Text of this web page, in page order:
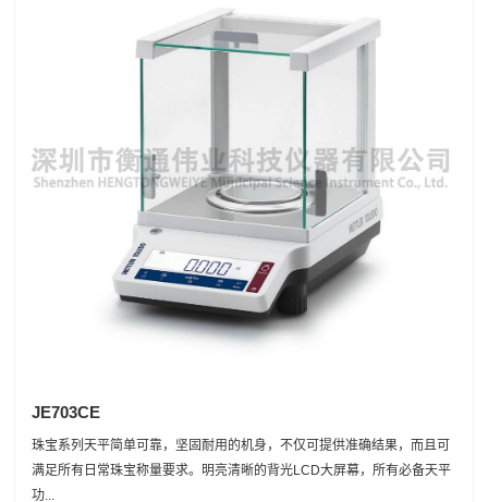
JE703CE
珠宝系列天平简单可靠，坚固耐用的机身，不仅可提供准确结果，而且可
满足所有日常珠宝称量要求。明亮清晰的背光LCD大屏幕，所有必备天平
功...